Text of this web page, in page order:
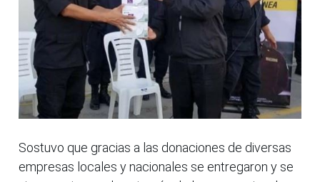
Sostuvo que gracias a las donaciones de diversas
empresas locales y nacionales se entregaron y se